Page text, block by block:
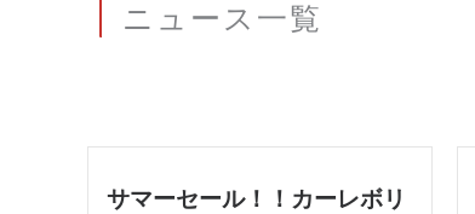
ニュース一覧
サマーセール！！カーレボリ